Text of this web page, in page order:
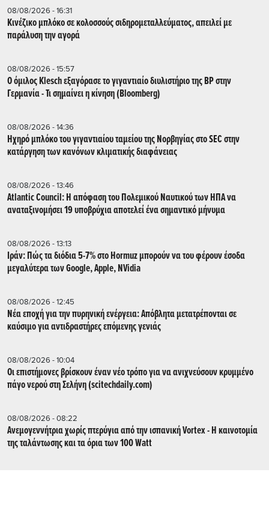
08/08/2026 - 16:31
Κινέζικο μπλόκο σε κολοσσούς σιδηρομεταλλεύματος, απειλεί με
παράλυση την αγορά
08/08/2026 - 15:57
Ο όμιλος Klesch εξαγόρασε το γιγαντιαίο διυλιστήριο της BP στην
Γερμανία - Τι σημαίνει η κίνηση (Βloomberg)
08/08/2026 - 14:36
Ηχηρό μπλόκο του γιγαντιαίου ταμείου της Νορβηγίας στο SEC στην
κατάργηση των κανόνων κλιματικής διαφάνειας
08/08/2026 - 13:46
Atlantic Council: Η απόφαση του Πολεμικού Ναυτικού των ΗΠΑ να
αναταξινομήσει 19 υποβρύχια αποτελεί ένα σημαντικό μήνυμα
08/08/2026 - 13:13
Ιράν: Πώς τα διόδια 5-7% στο Hormuz μπορούν να του φέρουν έσοδα
μεγαλύτερα των Google, Apple, NVidia
08/08/2026 - 12:45
Νέα εποχή για την πυρηνική ενέργεια: Απόβλητα μετατρέπονται σε
καύσιμο για αντιδραστήρες επόμενης γενιάς
08/08/2026 - 10:04
Οι επιστήμονες βρίσκουν έναν νέο τρόπο για να ανιχνεύσουν κρυμμένο
πάγο νερού στη Σελήνη (scitechdaily.com)
08/08/2026 - 08:22
Ανεμογεννήτρια χωρίς πτερύγια από την ισπανική Vortex - Η καινοτομία
της ταλάντωσης και τα όρια των 100 Watt